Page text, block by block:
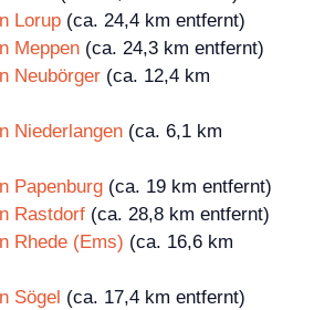
Lorup (ca. 24,4 km entfernt)
Meppen (ca. 24,3 km entfernt)
Neubörger (ca. 12,4 km
Niederlangen (ca. 6,1 km
Papenburg (ca. 19 km entfernt)
Rastdorf (ca. 28,8 km entfernt)
Rhede (Ems) (ca. 16,6 km
Sögel (ca. 17,4 km entfernt)